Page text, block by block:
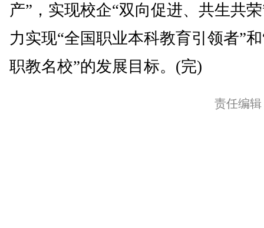
产”，实现校企“双向促进、共生共
力实现“全国职业本科教育引领者”
职教名校”的发展目标。(完)
责任编